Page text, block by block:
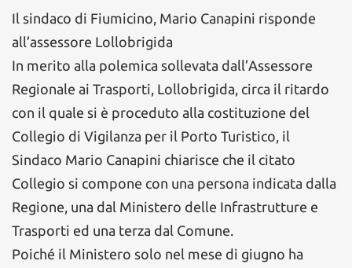
Il sindaco di Fiumicino, Mario Canapini risponde
all’assessore Lollobrigida
In merito alla polemica sollevata dall’Assessore
Regionale ai Trasporti, Lollobrigida, circa il ritardo
con il quale si è proceduto alla costituzione del
Collegio di Vigilanza per il Porto Turistico, il
Sindaco Mario Canapini chiarisce che il citato
Collegio si compone con una persona indicata dalla
Regione, una dal Ministero delle Infrastrutture e
Trasporti ed una terza dal Comune.
Poiché il Ministero solo nel mese di giugno ha